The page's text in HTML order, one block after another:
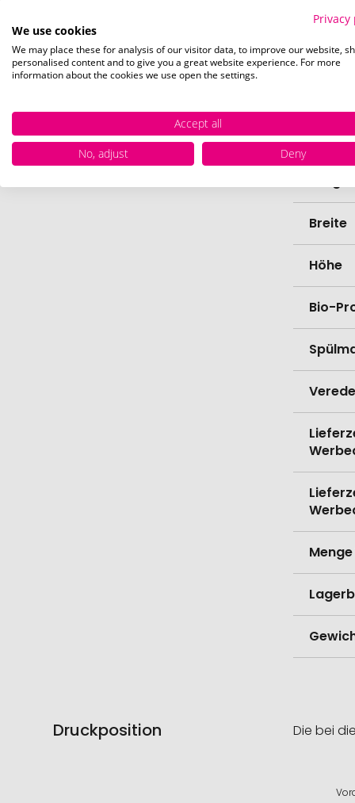
Breite
Höhe
Bio-
Druckposition Die bei
Privacy
We use cookies
We may place these for analysis of our visitor data, to improve our website,
personalised content and to give you a great website experience. For more
information about the cookies we use open the settings.
Accept all
No, adjust
Deny